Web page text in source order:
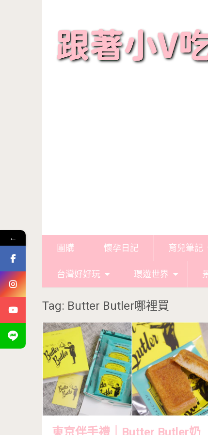
團購 懷孕日記 育兒筆記
台灣好好玩 環遊世界
Tag: Butter Butler哪裡買
東京伴手禮｜Butter Butler奶
←